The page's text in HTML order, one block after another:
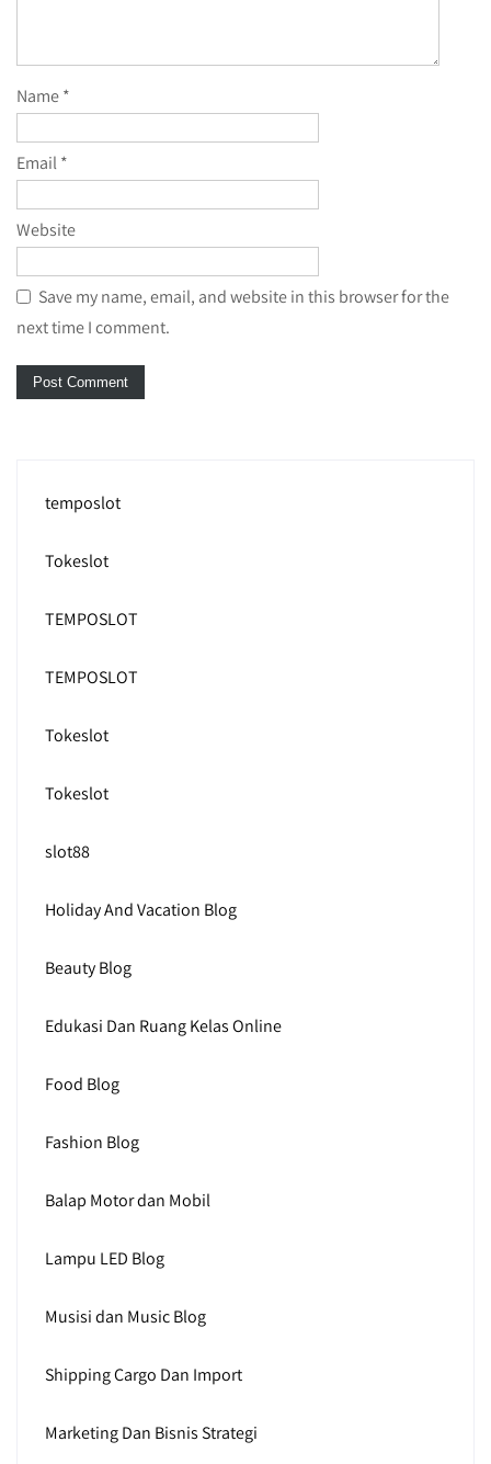
Name*
Email*
Website
Save my name, email, and website in this browser for the
next time I comment.
temposlot
Tokeslot
TEMPOSLOT
TEMPOSLOT
Tokeslot
Tokeslot
slot88
Holiday And Vacation Blog
Beauty Blog
Edukasi Dan Ruang Kelas Online
Food Blog
Fashion Blog
Balap Motor dan Mobil
Lampu LED Blog
Musisi dan Music Blog
Shipping Cargo Dan Import
Marketing Dan Bisnis Strategi